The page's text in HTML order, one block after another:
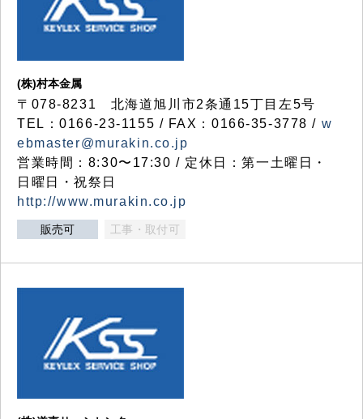
(株)村本金属
〒078-8231 北海道旭川市2条通15丁目左5号
TEL：0166-23-1155 / FAX：0166-35-3778 / w
ebmaster@murakin.co.jp
営業時間：8:30〜17:30 / 定休日：第一土曜日・
日曜日・祝祭日
http://www.murakin.co.jp
販売可 工事・取付可